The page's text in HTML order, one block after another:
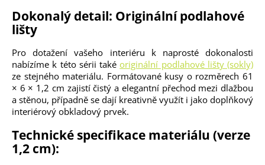
Dokonalý detail: Originální podlahové
lišty
Pro dotažení vašeho interiéru k naprosté dokonalosti
nabízíme k této sérii také originální podlahové lišty (sokly)
ze stejného materiálu. Formátované kusy o rozměrech 61
× 6 × 1,2 cm zajistí čistý a elegantní přechod mezi dlažbou
a stěnou, případně se dají kreativně využít i jako doplňkový
interiérový obkladový prvek.
Technické specifikace materiálu (verze
1,2 cm):